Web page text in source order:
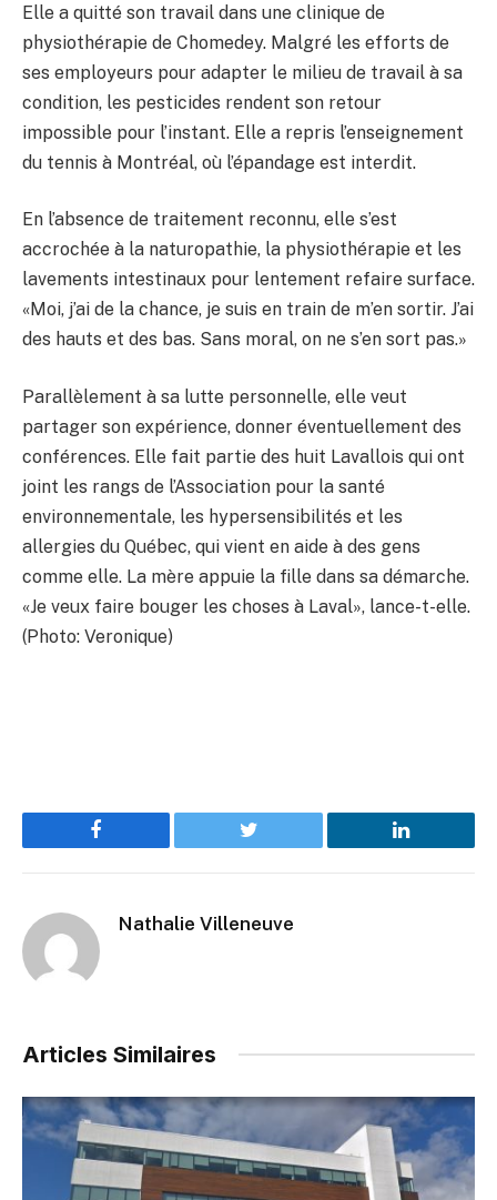
Elle a quitté son travail dans une clinique de
physiothérapie de Chomedey. Malgré les efforts de
ses employeurs pour adapter le milieu de travail à sa
condition, les pesticides rendent son retour
impossible pour l’instant. Elle a repris l’enseignement
du tennis à Montréal, où l’épandage est interdit.
En l’absence de traitement reconnu, elle s’est
accrochée à la naturopathie, la physiothérapie et les
lavements intestinaux pour lentement refaire surface.
«Moi, j’ai de la chance, je suis en train de m’en sortir. J’ai
des hauts et des bas. Sans moral, on ne s’en sort pas.»
Parallèlement à sa lutte personnelle, elle veut
partager son expérience, donner éventuellement des
conférences. Elle fait partie des huit Lavallois qui ont
joint les rangs de l’Association pour la santé
environnementale, les hypersensibilités et les
allergies du Québec, qui vient en aide à des gens
comme elle. La mère appuie la fille dans sa démarche.
«Je veux faire bouger les choses à Laval», lance-t-elle.
(Photo: Veronique)
Facebook Twitter LinkedIn
Nathalie Villeneuve
Articles Similaires